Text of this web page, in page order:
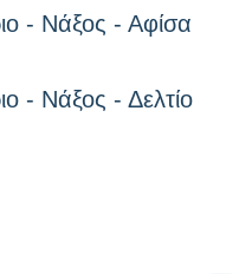
- Νάξος - Αφίσα
- Νάξος - Δελτίο